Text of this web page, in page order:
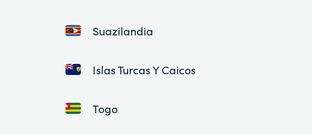
Suazilandia
Islas Turcas Y Caicos
Togo